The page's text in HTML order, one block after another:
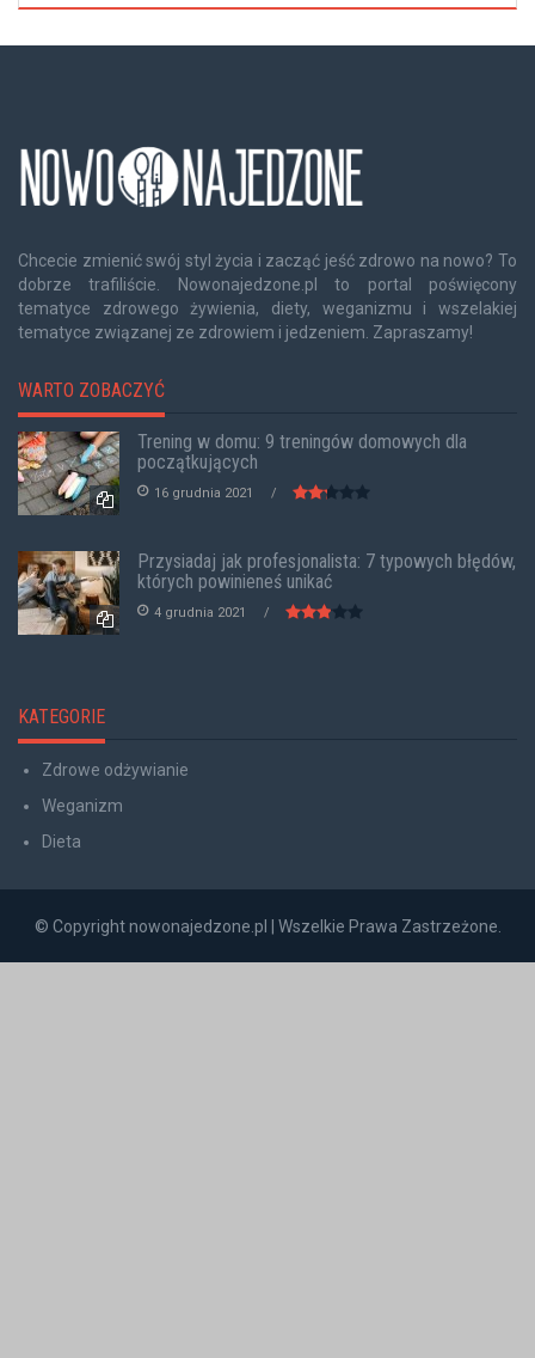
Chcecie zmienić swój styl życia i zacząć jeść zdrowo na nowo? To
dobrze trafiliście. Nowonajedzone.pl to portal poświęcony
tematyce zdrowego żywienia, diety, weganizmu i wszelakiej
tematyce związanej ze zdrowiem i jedzeniem. Zapraszamy!
WARTO ZOBACZYĆ
Trening w domu: 9 treningów domowych dla
początkujących
16 grudnia 2021
Przysiadaj jak profesjonalista: 7 typowych błędów,
których powinieneś unikać
4 grudnia 2021
KATEGORIE
Zdrowe odżywianie
Weganizm
Dieta
© Copyright nowonajedzone.pl | Wszelkie Prawa Zastrzeżone.